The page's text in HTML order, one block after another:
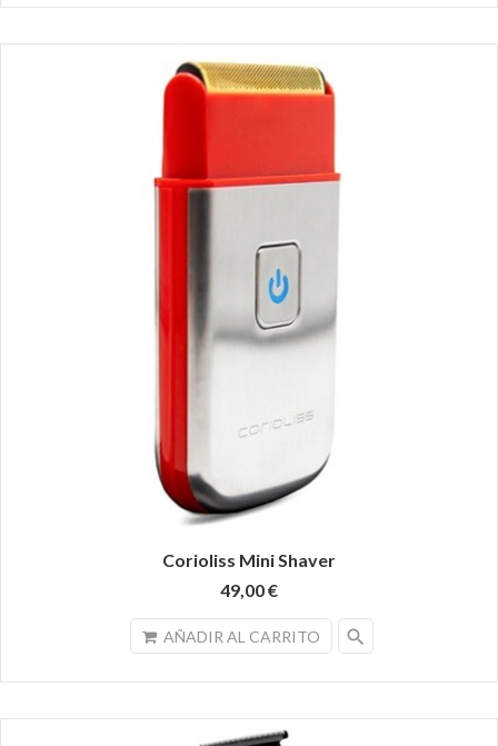
Corioliss Mini Shaver
49,00 €
AÑADIR AL CARRITO search